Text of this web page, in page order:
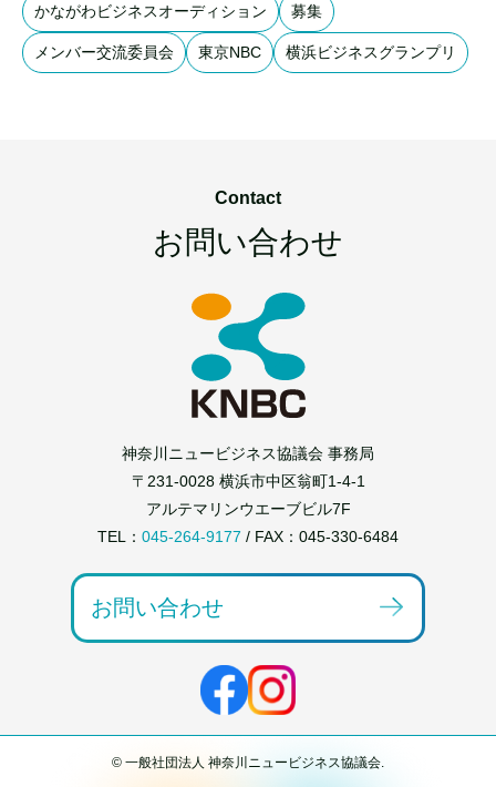
かながわビジネスオーディション 募集
メンバー交流委員会 東京NBC 横浜ビジネスグランプリ
Contact
お問い合わせ
神奈川ニュービジネス協議会 事務局
〒231-0028 横浜市中区翁町1-4-1
アルテマリンウエーブビル7F
TEL： 045-264-9177 / FAX：045-330-6484
お問い合わせ
© 一般社団法人 神奈川ニュービジネス協議会.